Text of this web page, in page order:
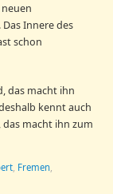
Innere des
schon
das macht ihn
kennt auch
macht ihn zum
, Fremen